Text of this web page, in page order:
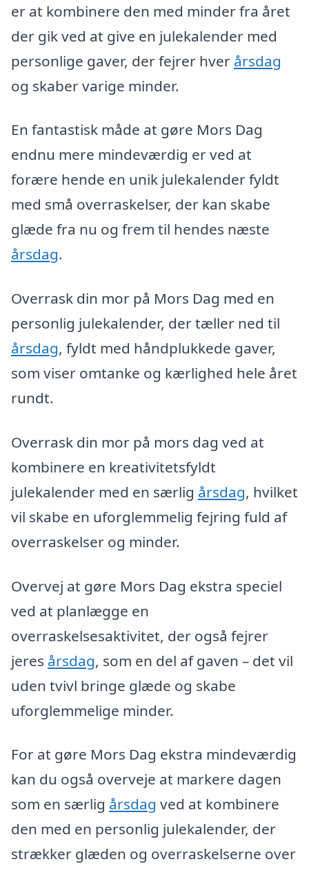
er at kombinere den med minder fra året
der gik ved at give en julekalender med
personlige gaver, der fejrer hver årsdag
og skaber varige minder.
En fantastisk måde at gøre Mors Dag
endnu mere mindeværdig er ved at
forære hende en unik julekalender fyldt
med små overraskelser, der kan skabe
glæde fra nu og frem til hendes næste
årsdag.
Overrask din mor på Mors Dag med en
personlig julekalender, der tæller ned til
årsdag, fyldt med håndplukkede gaver,
som viser omtanke og kærlighed hele året
rundt.
Overrask din mor på mors dag ved at
kombinere en kreativitetsfyldt
julekalender med en særlig årsdag, hvilket
vil skabe en uforglemmelig fejring fuld af
overraskelser og minder.
Overvej at gøre Mors Dag ekstra speciel
ved at planlægge en
overraskelsesaktivitet, der også fejrer
jeres årsdag, som en del af gaven – det vil
uden tvivl bringe glæde og skabe
uforglemmelige minder.
For at gøre Mors Dag ekstra mindeværdig
kan du også overveje at markere dagen
som en særlig årsdag ved at kombinere
den med en personlig julekalender, der
strækker glæden og overraskelserne over